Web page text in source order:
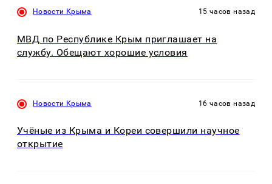
Новости Крыма 15 часов назад
МВД по Республике Крым приглашает на
службу. Обещают хорошие условия
Новости Крыма 16 часов назад
Учёные из Крыма и Кореи совершили научное
открытие